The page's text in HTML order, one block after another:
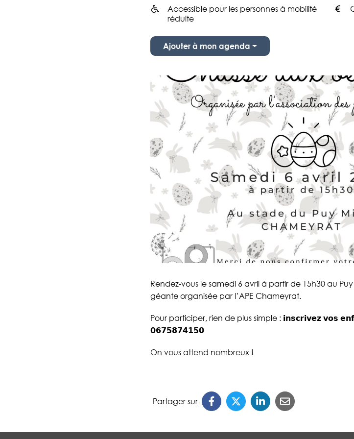
Infos utiles
Accessible pour les personnes à mobilité
réduite
Ajouter à mon agenda
Rendez-vous le samedi 6 avril à partir de 15h30 au
géante organisée par l’APE Chameyrat.
Pour participer, rien de plus simple : 𝗶𝗻𝘀𝗰𝗿𝗶𝘃𝗲𝘇 𝘃𝗼𝘀
𝟬𝟲𝟳𝟱𝟴𝟳𝟰𝟭𝟱𝟬
On vous attend nombreux !
Partager sur